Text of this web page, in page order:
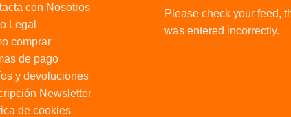
con Nosotros
Legal
comprar
de pago
y devoluciones
Newsletter
de cookies
Please check your feed,
was entered incorrectly.